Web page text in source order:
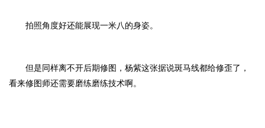
拍照角度好还能展现一米八的身姿。
但是同样离不开后期修图，杨紫这张据说斑马线都给修歪了，
看来修图师还需要磨练磨练技术啊。